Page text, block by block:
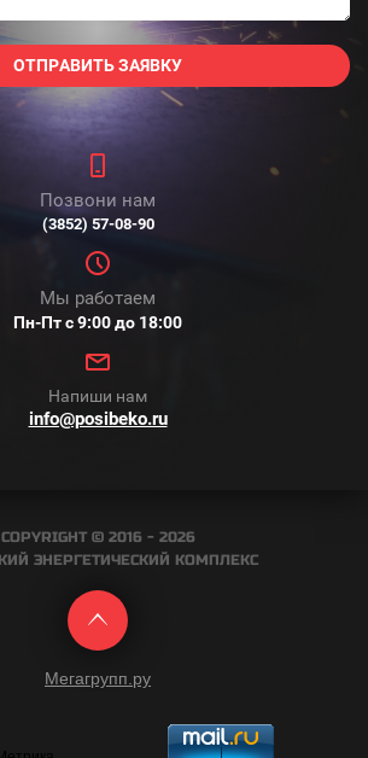
ОТПРАВИТЬ ЗАЯВКУ
Позвони нам
(3852) 57-08-90
Мы работаем
Пн-Пт с 9:00 до 18:00
Напиши нам
info@posibeko.ru
COPYRIGHT © 2016 - 2026
ЭНЕРГЕТИЧЕСКИЙ КОМПЛЕКС
Мегагрупп.ру